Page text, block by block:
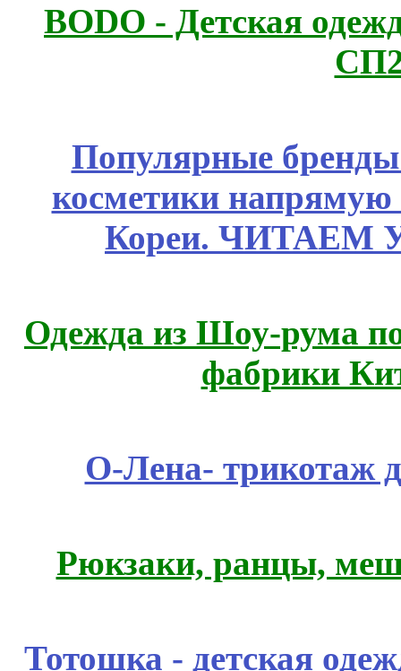
BODO - Детская
Популярные
косметики
Кореи. ЧИТАЕМ
Одежда из Шоу-рума
фабрики
О-Лена- трикотаж
Рюкзаки, ранцы,
Тотошка - детская